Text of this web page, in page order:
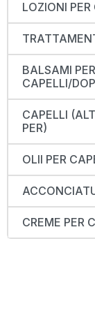
LOZIONI PER
BALSAMI PER
CAPELLI/
CAPELLI
PER)
OLII PER
CREME PER